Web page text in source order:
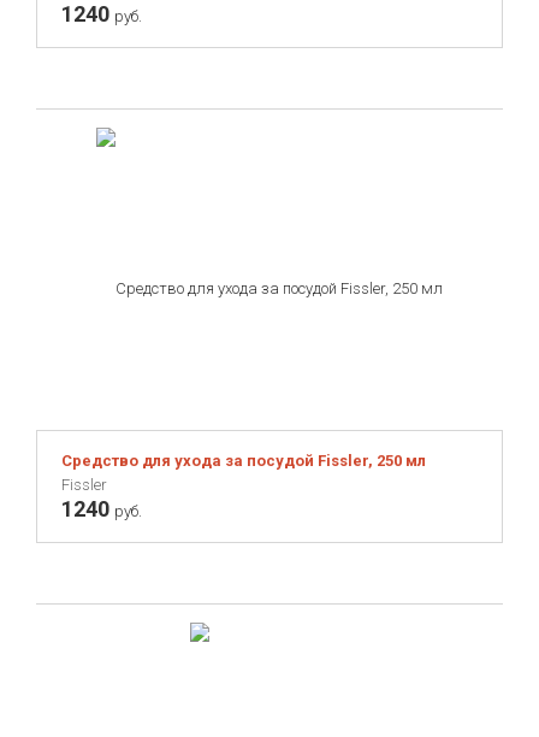
1240 руб.
Средство для ухода за посудой Fissler, 250 мл
Fissler
1240 руб.